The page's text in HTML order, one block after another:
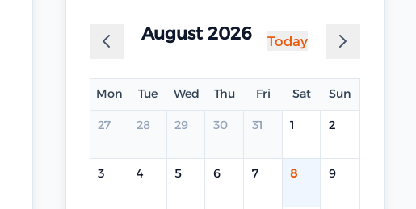
August 2026 Today
Mon Tue Wed Thu Fri Sat Sun
27 28 29 30 31 1 2
3 4 5 6 7 8 9